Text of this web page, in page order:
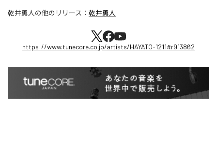
乾井勇人 の他のリリース： 乾井勇人
https://www.tunecore.co.jp/artists/HAYATO-1211#r913862